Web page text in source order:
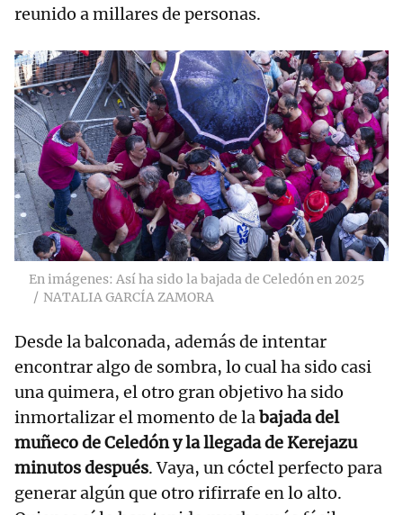
reunido a millares de personas.
En imágenes: Así ha sido la bajada de Celedón en 2025
NATALIA GARCÍA ZAMORA
Desde la balconada, además de intentar
encontrar algo de sombra, lo cual ha sido casi
una quimera, el otro gran objetivo ha sido
inmortalizar el momento de labajada del
muñeco de Celedón y la llegada de Kerejazu
minutos después. Vaya, un cóctel perfecto para
generar algún que otro rifirrafe en lo alto.